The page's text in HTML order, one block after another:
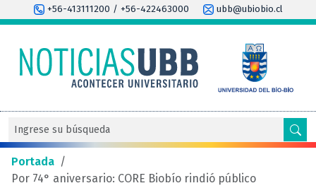
+56-413111200 / +56-422463000 ubb@ubiobio.cl
Portada /
Por 74° aniversario: CORE Biobío rindió público